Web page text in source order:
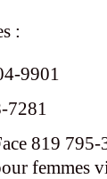
:
9901
7281
819 795-
femmes